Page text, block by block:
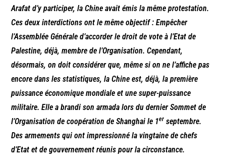
Arafat d’y participer, la Chine avait émis la même protestation.
Ces deux interdictions ont le même objectif : Empêcher
l’Assemblée Générale d’accorder le droit de vote à l’Etat de
Palestine, déjà, membre de l’Organisation. Cependant,
désormais, on doit considérer que, même si on ne l’affiche pas
encore dans les statistiques, la Chine est, déjà, la première
puissance économique mondiale et une super-puissance
militaire. Elle a brandi son armada lors du dernier Sommet de
l’Organisation de coopération de Shanghai le 1er septembre.
Des armements qui ont impressionné la vingtaine de chefs
d’Etat et de gouvernement réunis pour la circonstance.